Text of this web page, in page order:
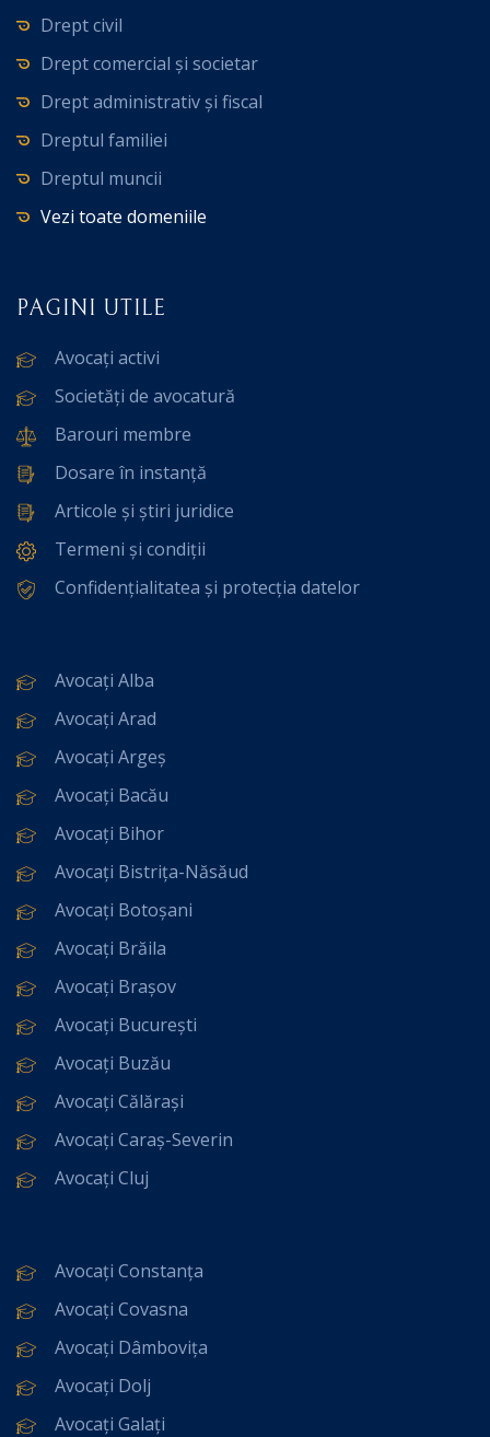
Drept civil
Drept comercial și societar
Drept administrativ și fiscal
Dreptul familiei
Dreptul muncii
Vezi toate domeniile
PAGINI UTILE
Avocați activi
Societăți de avocatură
Barouri membre
Dosare în instanță
Articole și știri juridice
Termeni și condiții
Confidențialitatea și protecția datelor
Avocați Alba
Avocați Arad
Avocați Argeș
Avocați Bacău
Avocați Bihor
Avocați Bistrița-Năsăud
Avocați Botoșani
Avocați Brăila
Avocați Brașov
Avocați București
Avocați Buzău
Avocați Călărași
Avocați Caraș-Severin
Avocați Cluj
Avocați Constanța
Avocați Covasna
Avocați Dâmbovița
Avocați Dolj
Avocați Galați